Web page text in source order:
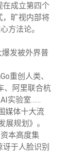
在成立第四个
，旷视内部将
方法论。
发被外界普
重创人类、
、阿里联合杭
实验室……
媒体十大流
展规划》。
本高度集
于人脸识别